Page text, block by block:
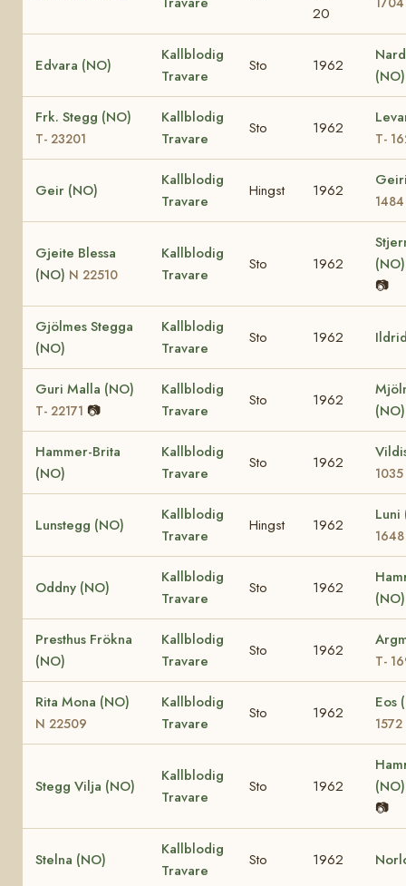
20
Edvara (NO)
Kallblodig
Travare
Sto 1962
(NO)
Frk. Stegg (NO)
T- 23201
Kallblodig
Travare
Sto 1962
T-
Geir (NO)
Kallblodig
Travare
Hingst 1962
1484
Gjeite Blessa
(NO) N 22510
Kallblodig
Travare
Sto 1962
📷
Gjölmes Stegga
(NO)
Kallblodig
Travare
Sto 1962
Guri Malla (NO)
T- 22171 📷
Kallblodig
Travare
Sto 1962
Hammer-Brita
(NO)
Kallblodig
Travare
Sto 1962
1035
Lunstegg (NO)
Kallblodig
Travare
Hingst 1962
1648
Oddny (NO)
Kallblodig
Travare
Sto 1962
Presthus Frökna
(NO)
Kallblodig
Travare
Sto 1962
T-
Rita Mona (NO)
N 22509
Kallblodig
Travare
Sto 1962
Eos
1572
Stegg Vilja (NO)
Kallblodig
Travare
Sto 1962
📷
Stelna (NO)
Kallblodig
Travare
Sto 1962